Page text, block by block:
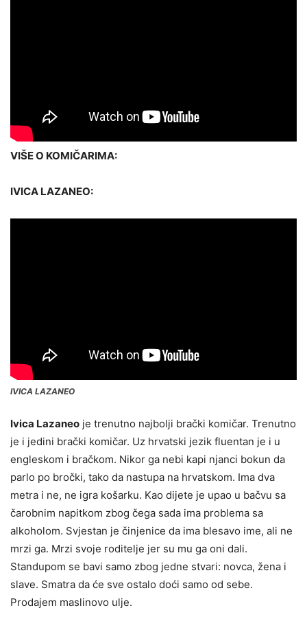
VIŠE O KOMIČARIMA:
IVICA LAZANEO:
IVICA LAZANEO
Ivica Lazaneo je trenutno najbolji brački komičar. Trenutno
je i jedini brački komičar. Uz hrvatski jezik fluentan je i u
engleskom i bračkom. Nikor ga nebi kapi njanci bokun da
parlo po bročki, tako da nastupa na hrvatskom. Ima dva
metra i ne, ne igra košarku. Kao dijete je upao u bačvu sa
čarobnim napitkom zbog čega sada ima problema sa
alkoholom. Svjestan je činjenice da ima blesavo ime, ali ne
mrzi ga. Mrzi svoje roditelje jer su mu ga oni dali.
Standupom se bavi samo zbog jedne stvari: novca, žena i
slave. Smatra da će sve ostalo doći samo od sebe.
Prodajem maslinovo ulje.